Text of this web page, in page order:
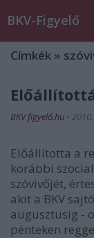
BKV-Figyelő
Címkék »
BKV figyelő.hu •
Előállította a
korábbi
szóvivőjét,
akit a BKV
augusztusig -
pénteken